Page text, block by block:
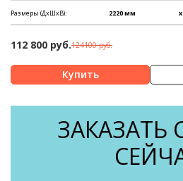
Размеры (ДхШхВ): 2220 мм
112 800 руб.124100 руб.
ЗАКАЗАТЬ